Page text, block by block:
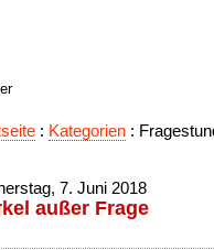
: Kategorien :
7. Juni 2018
außer Frage